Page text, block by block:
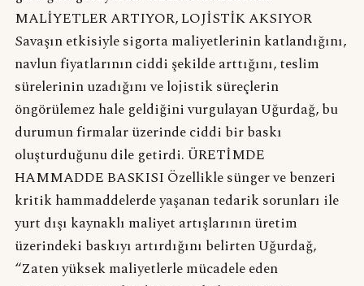
MALİYETLER ARTIYOR, LOJİSTİK AKSIYOR
Savaşın etkisiyle sigorta maliyetlerinin katlandığını,
navlun fiyatlarının ciddi şekilde arttığını, teslim
sürelerinin uzadığını ve lojistik süreçlerin
öngörülemez hale geldiğini vurgulayan Uğurdağ, bu
durumun firmalar üzerinde ciddi bir baskı
oluşturduğunu dile getirdi. ÜRETİMDE
HAMMADDE BASKISI Özellikle sünger ve benzeri
kritik hammaddelerde yaşanan tedarik sorunları ile
yurt dışı kaynaklı maliyet artışlarının üretim
üzerindeki baskıyı artırdığını belirten Uğurdağ,
“Zaten yüksek maliyetlerle mücadele eden